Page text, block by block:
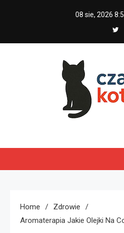
08 sie, 2026
Home
Zdrowie
Aromaterapia Jakie Olejki Na